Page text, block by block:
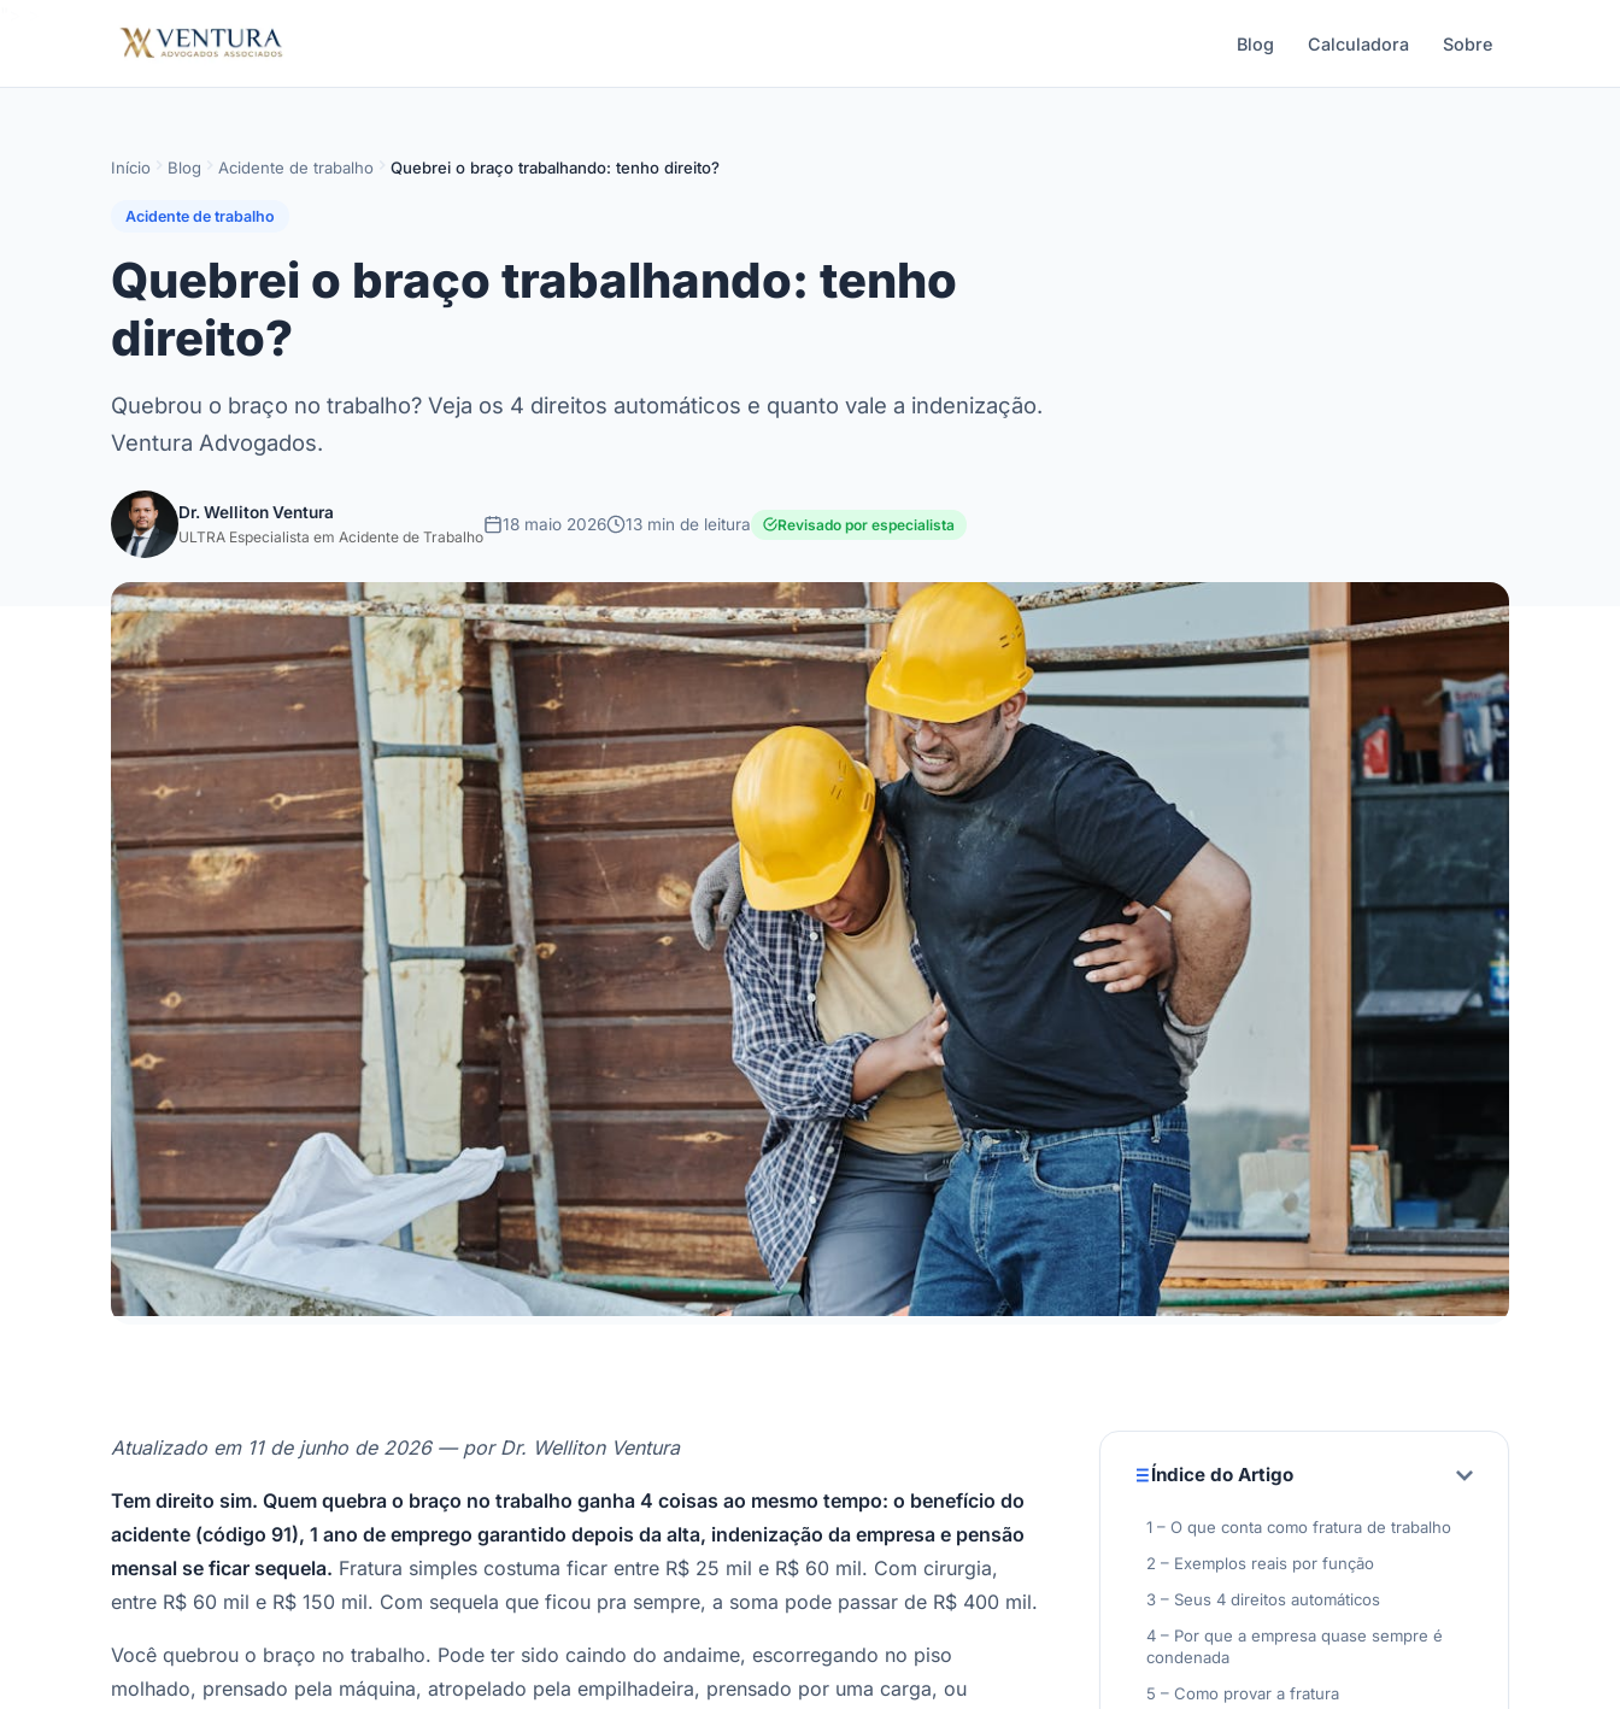
Blog Calculadora Sobre
Início Blog Acidente de trabalho Quebrei o braço trabalhando: tenho direito?
Acidente de trabalho
Quebrei o braço trabalhando: tenho
direito?
Quebrou o braço no trabalho? Veja os 4 direitos automáticos e quanto vale a indenização.
Ventura Advogados.
Dr. Welliton Ventura
ULTRA Especialista em Acidente de Trabalho
18 maio 2026 13 min de leitura Revisado por especialista
Atualizado em 11 de junho de 2026 — por Dr. Welliton Ventura
Tem direito sim. Quem quebra o braço no trabalho ganha 4 coisas ao mesmo tempo: o benefício do
acidente (código 91), 1 ano de emprego garantido depois da alta, indenização da empresa e pensão
mensal se ficar sequela. Fratura simples costuma ficar entre R$ 25 mil e R$ 60 mil. Com cirurgia,
entre R$ 60 mil e R$ 150 mil. Com sequela que ficou pra sempre, a soma pode passar de R$ 400 mil.
Você quebrou o braço no trabalho. Pode ter sido caindo do andaime, escorregando no piso
molhado, prensado pela máquina, atropelado pela empilhadeira, prensado por uma carga, ou
Índice do Artigo
1 – O que conta como fratura de trabalho
2 – Exemplos reais por função
3 – Seus 4 direitos automáticos
4 – Por que a empresa quase sempre é
condenada
5 – Como provar a fratura